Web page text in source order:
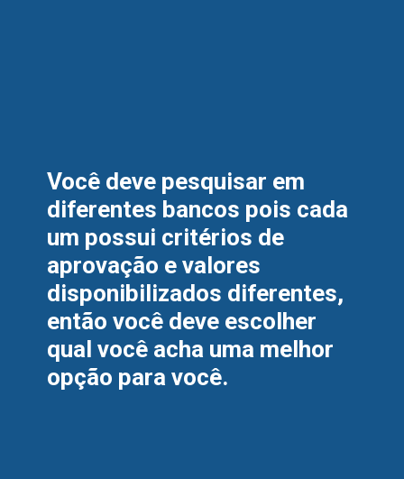
Você deve pesquisar em
diferentes bancos pois cada
um possui critérios de
aprovação e valores
disponibilizados diferentes,
então você deve escolher
qual você acha uma melhor
opção para você.